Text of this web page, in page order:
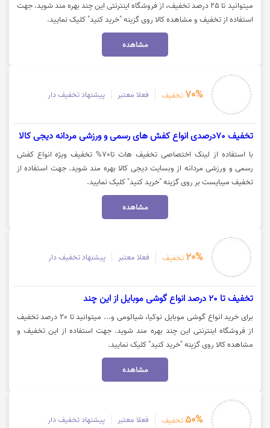
میتوانید تا 25 درصد تخفیف، از فروشگاه اینترنتی این چند بهره مند شوید. جهت
استفاده از تخفیف و مشاهده کالا روی گزینه "خرید کنید" کلیک نمایید.
مشاهده
70% تخفیف فعلا معتبر پیشنهاد تخفیف دار
تخفیف 70درصدی انواع کفش های رسمی و ورزشی مردانه دیجی کالا
با استفاده از لینک اختصاصی تخفیف هات تا70% تخفیف ویژه انواع کفش
رسمی و ورزشی مردانه از وبسایت دیجی کالا بهره مند شوید. جهت استفاده از
تخفیف میبایست بر روی گزینه "خرید کنید" کلیک نمایید.
مشاهده
20% تخفیف فعلا معتبر پیشنهاد تخفیف دار
تخفیف تا 20 درصد انواع گوشی موبایل از این چند
برای خرید انواع گوشی موبایل نوکیا، شیائومی و... میتوانید تا 20 درصد تخفیف
از فروشگاه اینترنتی این چند بهره مند شوید. جهت استفاده از این تخفیف و
مشاهده کالا روی گزینه "خرید کنید" کلیک نمایید.
مشاهده
50% تخفیف فعلا معتبر پیشنهاد تخفیف دار